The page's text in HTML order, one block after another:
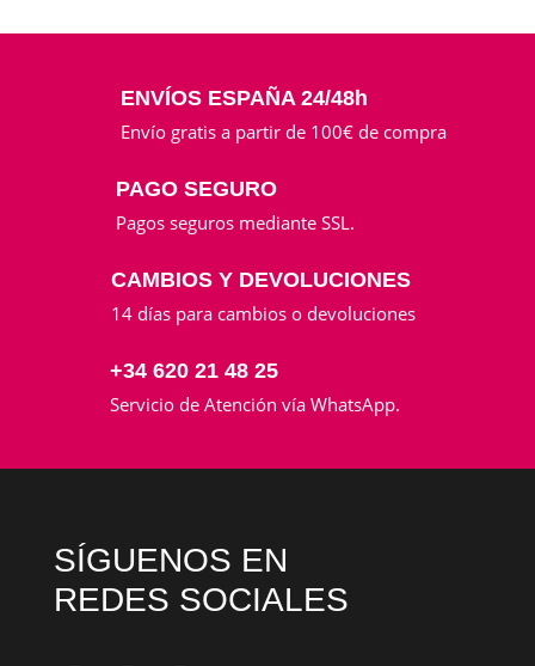
ENVÍOS ESPAÑA 24/48h
Envío gratis a partir de 100€ de compra
PAGO SEGURO
Pagos seguros mediante SSL.
CAMBIOS Y DEVOLUCIONES
14 días para cambios o devoluciones
+34 620 21 48 25
Servicio de Atención vía WhatsApp.
SÍGUENOS EN
REDES SOCIALES